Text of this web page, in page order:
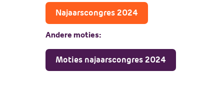
Gastlessen
Activiteitenkalender
Spreekbeurtpakket
Najaarscongres 2024
Andere moties:
Moties najaarscongres 2024